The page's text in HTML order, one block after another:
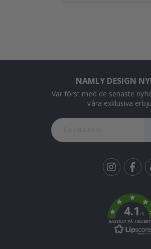
NAMLY DESIGN
Var först med de senaste
våra exklusiva
4.1/5
BASERAT PÅ 1032